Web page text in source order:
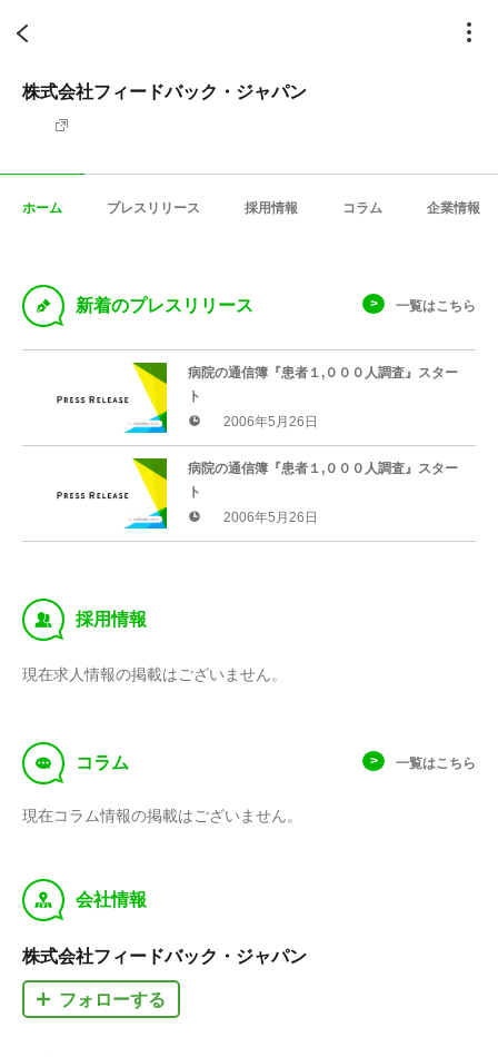
株式会社フィードバック・ジャパン
ホーム プレスリリース 採用情報 コラム 企業情報
D 新着のプレスリリース 一覧はこちら
病院の通信簿『患者１,０００人調査』スター
ト
2006年5月26日
病院の通信簿『患者１,０００人調査』スター
ト
2006年5月26日
‰ 採用情報
現在求人情報の掲載はございません。
f コラム 一覧はこちら
現在コラム情報の掲載はございません。
y 会社情報
株式会社フィードバック・ジャパン
フォローする